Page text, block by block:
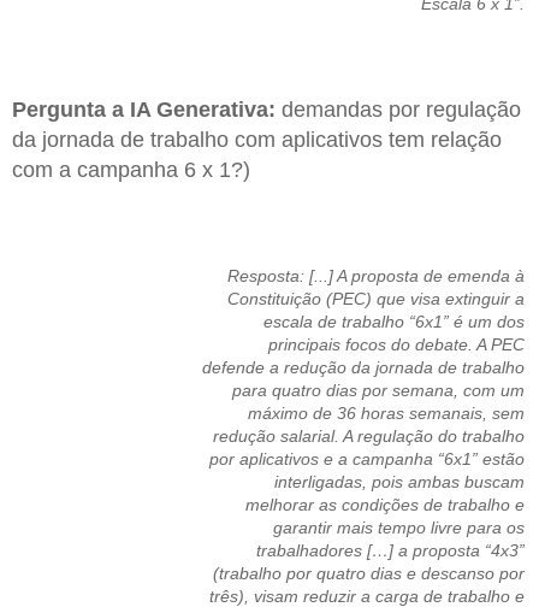
Pergunta a IA Generativa: demandas por regulação
da jornada de trabalho com aplicativos tem relação
com a campanha 6 x 1?)
Resposta: [...] A proposta de emenda à
Constituição (PEC) que visa extinguir a
escala de trabalho “6x1” é um dos
principais focos do debate. A PEC
defende a redução da jornada de trabalho
para quatro dias por semana, com um
máximo de 36 horas semanais, sem
redução salarial. A regulação do trabalho
por aplicativos e a campanha “6x1” estão
interligadas, pois ambas buscam
melhorar as condições de trabalho e
garantir mais tempo livre para os
trabalhadores […] a proposta “4x3”
(trabalho por quatro dias e descanso por
três), visam reduzir a carga de trabalho e